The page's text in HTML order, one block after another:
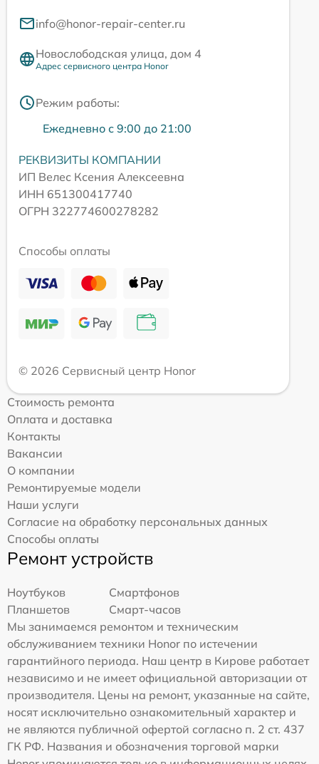
info@honor-repair-center.ru
Новослободская улица, дом 4
Адрес сервисного центра Honor
Режим работы:
Ежедневно с 9:00 до 21:00
РЕКВИЗИТЫ КОМПАНИИ
ИП Велес Ксения Алексеевна
ИНН 651300417740
ОГРН 322774600278282
Способы оплаты
© 2026 Сервисный центр Honor
Стоимость ремонта
Оплата и доставка
Контакты
Вакансии
О компании
Ремонтируемые модели
Наши услуги
Согласие на обработку персональных данных
Способы оплаты
Ремонт устройств
Ноутбуков
Смартфонов
Планшетов
Смарт-часов
Мы занимаемся ремонтом и техническим
обслуживанием техники Honor по истечении
гарантийного периода. Наш центр в Кирове работает
независимо и не имеет официальной авторизации от
производителя. Цены на ремонт, указанные на сайте,
носят исключительно ознакомительный характер и
не являются публичной офертой согласно п. 2 ст. 437
ГК РФ. Названия и обозначения торговой марки